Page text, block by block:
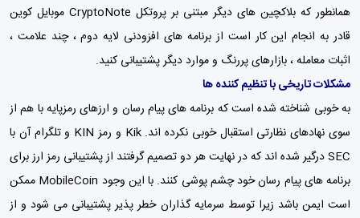
همانطور که بلاکچین های دیگر مبتنی بر پروتکل CryptoNote موبایل کوین
قادر به انجام این کار است از برنامه های افزودنی لایه دوم ، چند علامت ،
اثبات معامله ، بازارهای پررنگ و موارد دیگر پشتیبانی کنید.
مشکلات تاریخی با تنظیم کننده ها
به خوبی شناخته شده است که برنامه های پیام رسان و ارزهای رمزپایه با هم از
سوی نهادهای نظارتی استقبال خوبی نکرده اند. Kik و رمز KIN و تلگرام آن با
SEC درگیر شده اند که در نهایت هر دو تصمیم گرفتند از پشتیبانی رمز ارز برای
برنامه های پیام رسان خود چشم پوشی کنند. با این وجود MobileCoin ممکن
است ایمن باشد زیرا توسط سرمایه گذاران خطر پذیر پشتیبانی می شود و از